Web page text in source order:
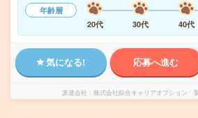
年齢層
20代
30代 40代
気になる! 応募へ進む
派遣会社 株式会社綜合キャリアオプション